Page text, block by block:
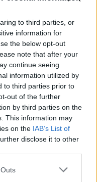
to third parties, or
information for
the below opt-out
note that after your
continue seeing
information utilized by
to third parties prior to
out of the further
by third parties on the
This information may
on the IAB’s List of
disclose it to other